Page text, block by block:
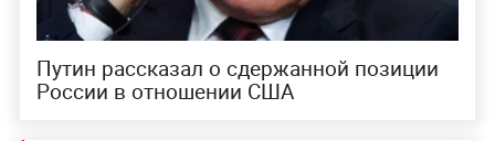
Путин рассказал о сдержанной позиции
России в отношении США